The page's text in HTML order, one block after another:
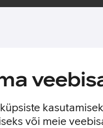
või meie